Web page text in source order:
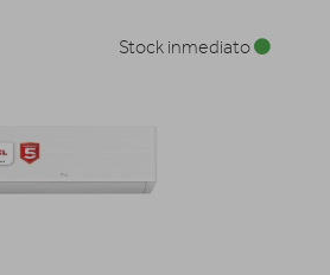
Stock inmediato